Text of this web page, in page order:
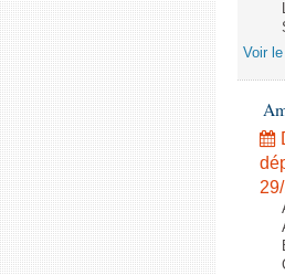
Voir